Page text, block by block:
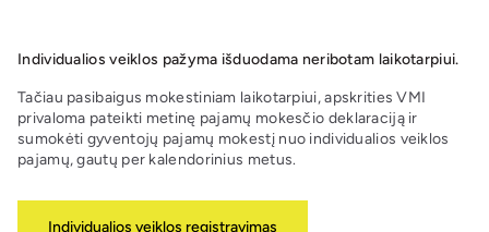
Individualios veiklos pažyma išduodama neribotam laikotarpiui.
Tačiau pasibaigus mokestiniam laikotarpiui, apskrities VMI
privaloma pateikti metinę pajamų mokesčio deklaraciją ir
sumokėti gyventojų pajamų mokestį nuo individualios veiklos
pajamų, gautų per kalendorinius metus.
Individualios veiklos registravimas